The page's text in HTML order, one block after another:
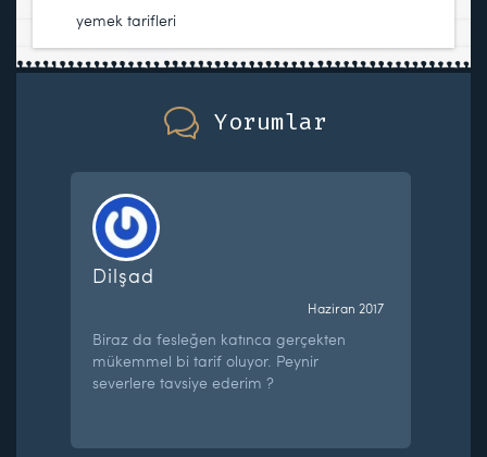
yemek tarifleri
Yorumlar
Dilşad
Haziran 2017
Biraz da fesleğen katınca gerçekten
mükemmel bi tarif oluyor. Peynir
severlere tavsiye ederim ?